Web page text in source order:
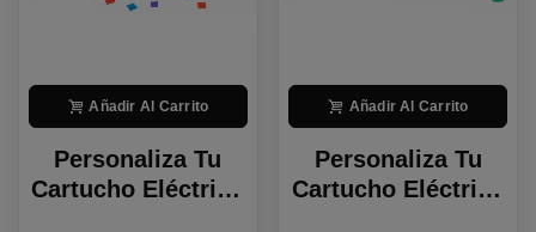
Añadir Al Carrito
Personaliza Tu
Cartucho Eléctrico
Añadir Al Carrito
Personaliza Tu
Cartucho Eléctrico